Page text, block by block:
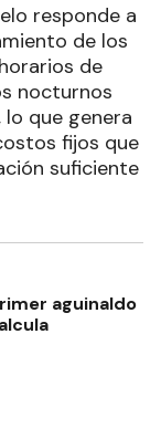
responde a
de los
de
nocturnos
que genera
fijos que
suficiente
aguinaldo